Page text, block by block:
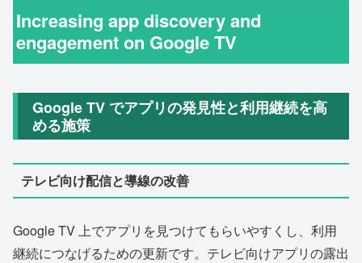
Increasing app discovery and
engagement on Google TV
Google TV でアプリの発見性と利用継続を高
める施策
テレビ向け配信と導線の改善
Google TV 上でアプリを見つけてもらいやすくし、利用
継続につなげるための更新です。テレビ向けアプリの露出